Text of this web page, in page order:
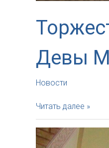
Девы
Новости
Торжество
Вознесения
Господня
в
Читать далее »